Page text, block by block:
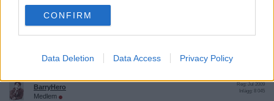
CONFIRM
Data Deletion Data Access Privacy Policy
Det är möjligt att Mourinho kör Smaling/VNL i CL- gruppspel.
Skulle vara konstigt om inte VNL spelar i nästa match mot sin
gamla klubb, Benfica.
BarryHero
Medlem
Reg: Jul 2009
Inlägg: 8 045